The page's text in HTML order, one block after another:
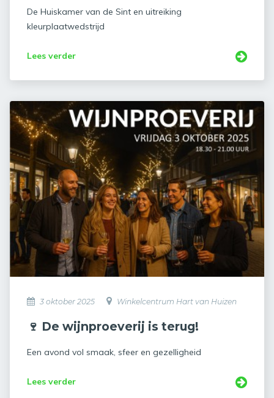
De Huiskamer van de Sint en uitreiking
kleurplaatwedstrijd
Lees verder
3 oktober 2025 Winkelcentrum Hart van Huizen
🍷 De wijnproeverij is terug!
Een avond vol smaak, sfeer en gezelligheid
Lees verder